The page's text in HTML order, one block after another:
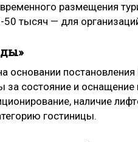
временного размещения
тысяч — для
основании
за состояние и
наличие
гостиницы.